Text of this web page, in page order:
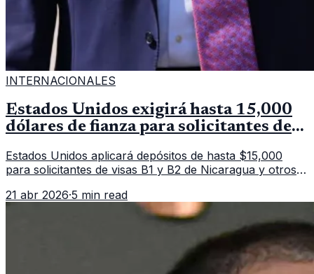
INTERNACIONALES
Estados Unidos exigirá hasta 15,000
dólares de fianza para solicitantes de
Estados Unidos aplicará depósitos de hasta $15,000
para solicitantes de visas B1 y B2 de Nicaragua y otros
nuevas políticas migratorias.
21 abr 2026·5 min read